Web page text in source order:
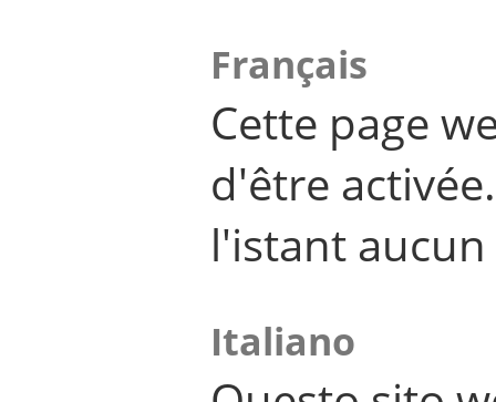
Français
Cette page
d'être
l'istant
Italiano